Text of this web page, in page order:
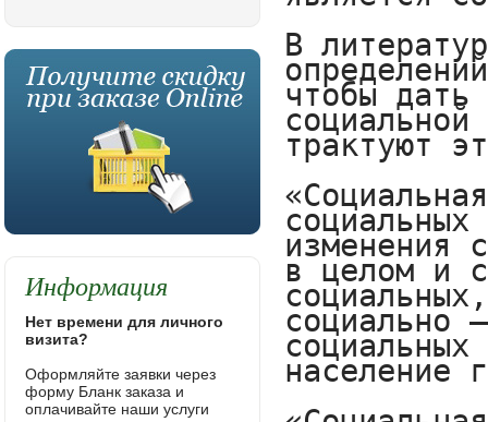
Информация
Нет времени для личного
визита?
Оформляйте заявки через
форму Бланк заказа и
оплачивайте наши услуги